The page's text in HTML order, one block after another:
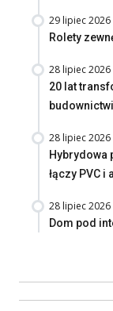
29 lipiec 2026
Rolety
28 lipiec 2026
20 lat
28 lipiec 2026
Hybrydowa
łączy PVC i
28 lipiec 2026
Dom pod